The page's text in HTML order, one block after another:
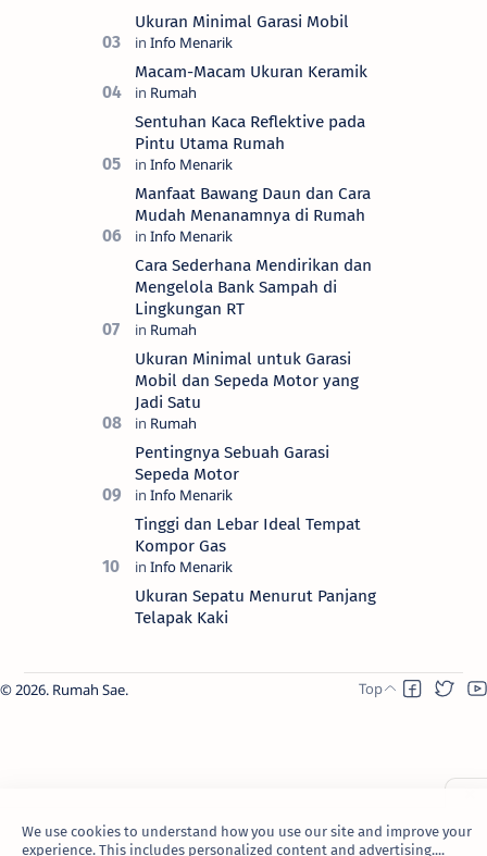
Ukuran Minimal Garasi Mobil
Macam-Macam Ukuran Keramik
Sentuhan Kaca Reflektive pada
Pintu Utama Rumah
Manfaat Bawang Daun dan Cara
Mudah Menanamnya di Rumah
Cara Sederhana Mendirikan dan
Mengelola Bank Sampah di
Lingkungan RT
Ukuran Minimal untuk Garasi
Mobil dan Sepeda Motor yang
Jadi Satu
Pentingnya Sebuah Garasi
Sepeda Motor
Tinggi dan Lebar Ideal Tempat
Kompor Gas
Ukuran Sepatu Menurut Panjang
Telapak Kaki
2026. Rumah Sae.
We use cookies to understand how you use our site and improve your
experience. This includes personalized content and advertising....